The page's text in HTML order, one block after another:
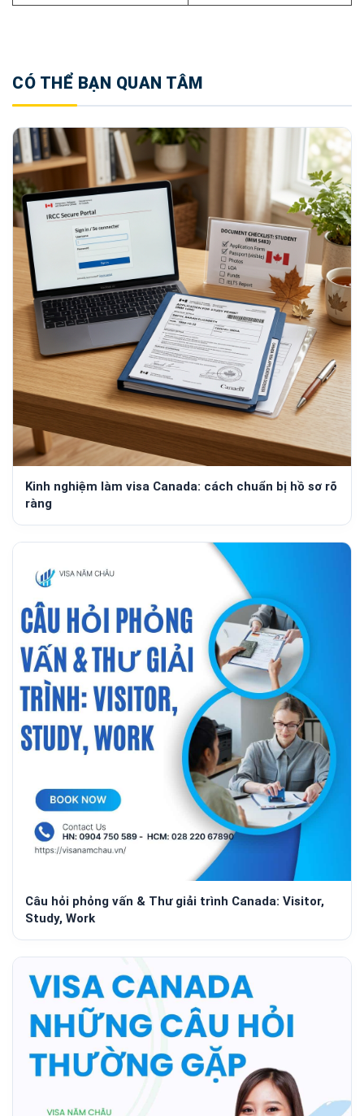
CÓ THỂ BẠN QUAN TÂM
Kinh nghiệm làm visa Canada: cách chuẩn bị hồ sơ rõ
ràng
Câu hỏi phỏng vấn & Thư giải trình Canada: Visitor,
Study, Work